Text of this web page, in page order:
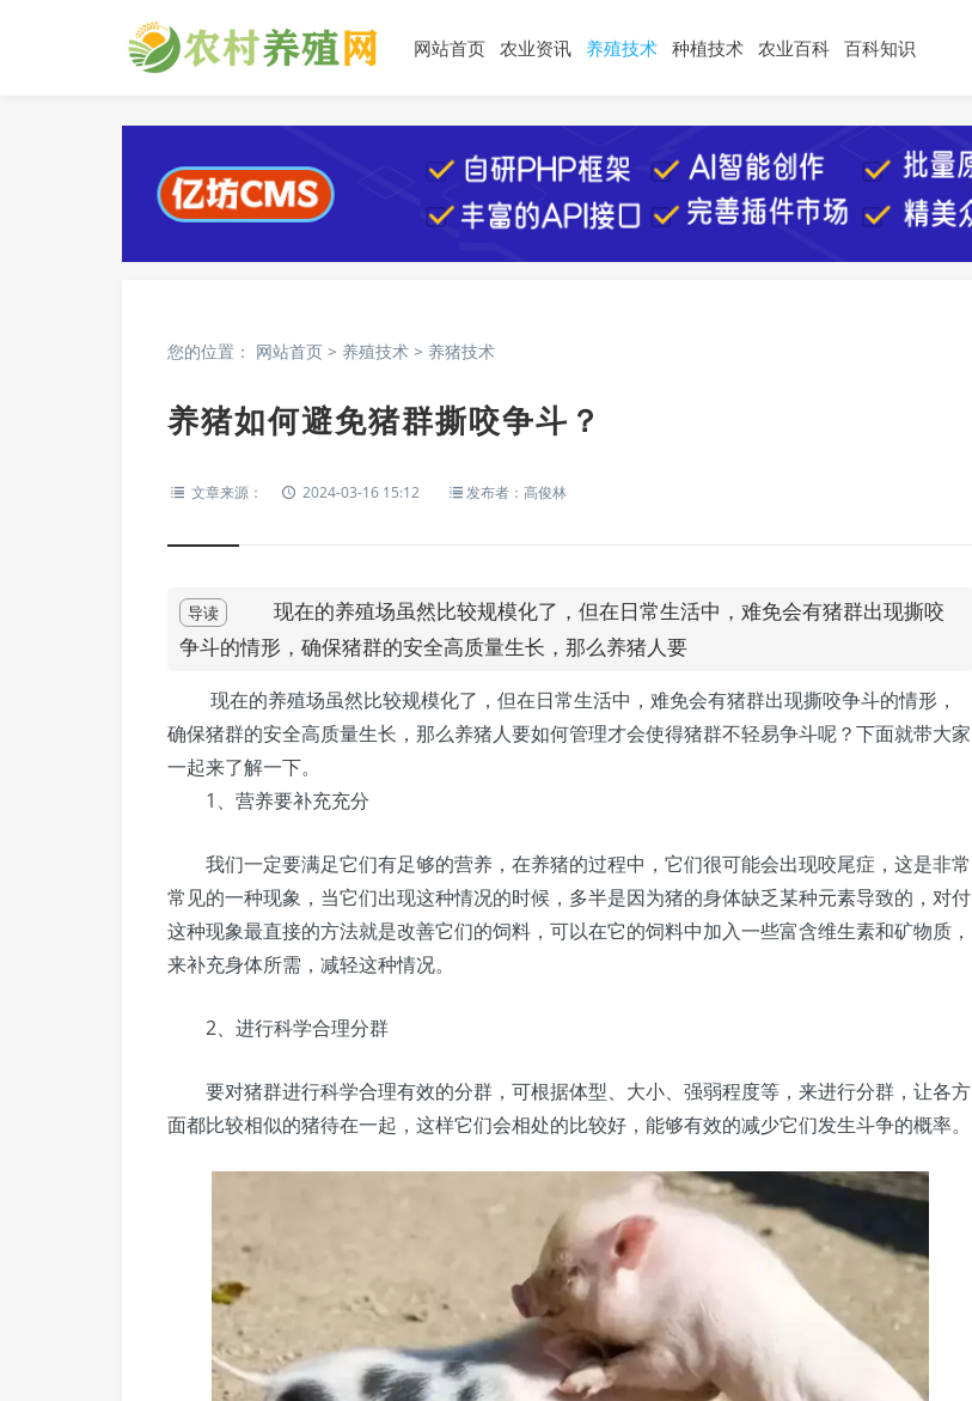
网站首页 农业资讯 养殖技术 种植技术 农业百科 百科知识
您的位置： 网站首页 > 养殖技术 > 养猪技术
养猪如何避免猪群撕咬争斗？
文章来源： 2024-03-16 15:12 发布者：高俊林
导读
现在的养殖场虽然比较规模化了，但在日常生活中，难免会有猪群出现撕咬
争斗的情形，确保猪群的安全高质量生长，那么养猪人要
现在的养殖场虽然比较规模化了，但在日常生活中，难免会有猪群出现撕咬争斗的情形，
确保猪群的安全高质量生长，那么养猪人要如何管理才会使得猪群不轻易争斗呢？下面就带大家
一起来了解一下。
1、营养要补充充分
我们一定要满足它们有足够的营养，在养猪的过程中，它们很可能会出现咬尾症，这是非常
常见的一种现象，当它们出现这种情况的时候，多半是因为猪的身体缺乏某种元素导致的，对付
这种现象最直接的方法就是改善它们的饲料，可以在它的饲料中加入一些富含维生素和矿物质，
来补充身体所需，减轻这种情况。
2、进行科学合理分群
要对猪群进行科学合理有效的分群，可根据体型、大小、强弱程度等，来进行分群，让各方
面都比较相似的猪待在一起，这样它们会相处的比较好，能够有效的减少它们发生斗争的概率。